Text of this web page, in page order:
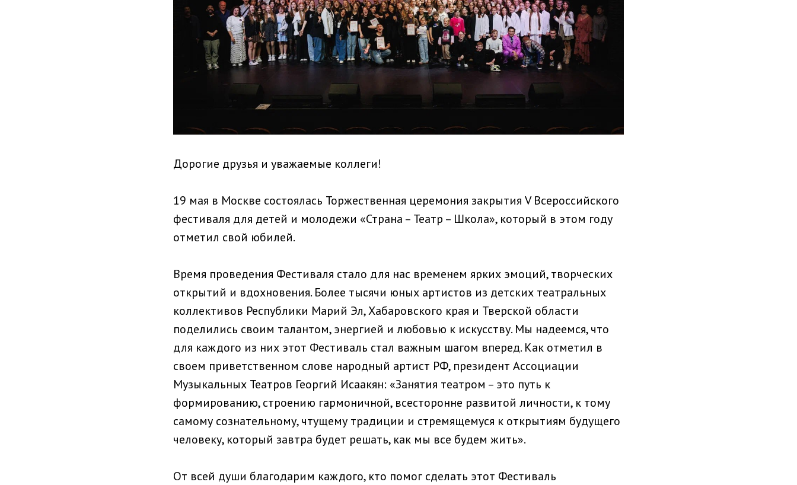
Дорогие друзья и уважаемые коллеги!
19 мая в Москве состоялась Торжественная церемония закрытия V Всероссийского
фестиваля для детей и молодежи «Страна – Театр – Школа», который в этом году
отметил свой юбилей.
Время проведения Фестиваля стало для нас временем ярких эмоций, творческих
открытий и вдохновения. Более тысячи юных артистов из детских театральных
коллективов Республики Марий Эл, Хабаровского края и Тверской области
поделились своим талантом, энергией и любовью к искусству. Мы надеемся, что
для каждого из них этот Фестиваль стал важным шагом вперед. Как отметил в
своем приветственном слове народный артист РФ, президент Ассоциации
Музыкальных Театров Георгий Исаакян: «Занятия театром – это путь к
формированию, строению гармоничной, всесторонне развитой личности, к тому
самому сознательному, чтущему традиции и стремящемуся к открытиям будущего
человеку, который завтра будет решать, как мы все будем жить».
От всей души благодарим каждого, кто помог сделать этот Фестиваль